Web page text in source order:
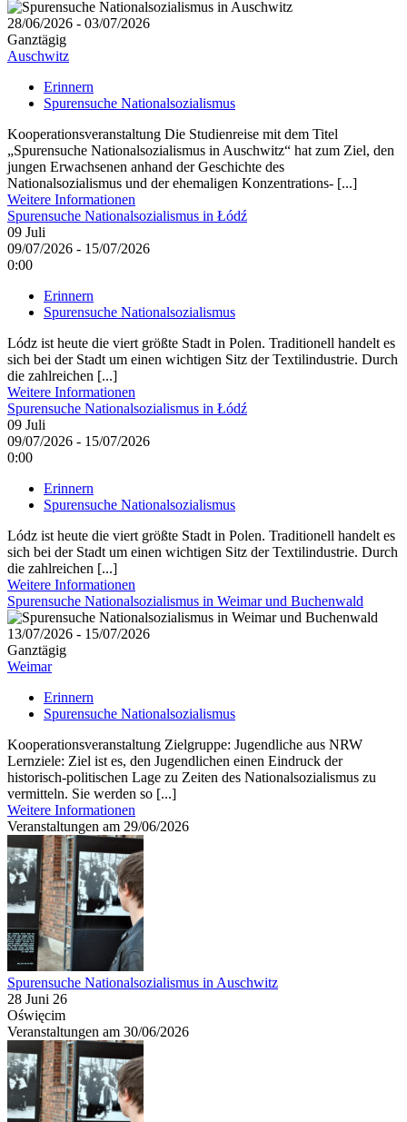
28/06/2026 - 03/07/2026
Ganztägig
Auschwitz
Erinnern
Spurensuche Nationalsozialismus
Kooperationsveranstaltung Die Studienreise mit dem Titel
„Spurensuche Nationalsozialismus in Auschwitz“ hat zum Ziel, den
jungen Erwachsenen anhand der Geschichte des
Nationalsozialismus und der ehemaligen Konzentrations- [...]
Weitere Informationen
Spurensuche Nationalsozialismus in Łódź
09 Juli
09/07/2026 - 15/07/2026
0:00
Erinnern
Spurensuche Nationalsozialismus
Lódz ist heute die viert größte Stadt in Polen. Traditionell handelt es
sich bei der Stadt um einen wichtigen Sitz der Textilindustrie. Durch
die zahlreichen [...]
Weitere Informationen
Spurensuche Nationalsozialismus in Łódź
09 Juli
09/07/2026 - 15/07/2026
0:00
Erinnern
Spurensuche Nationalsozialismus
Lódz ist heute die viert größte Stadt in Polen. Traditionell handelt es
sich bei der Stadt um einen wichtigen Sitz der Textilindustrie. Durch
die zahlreichen [...]
Weitere Informationen
Spurensuche Nationalsozialismus in Weimar und Buchenwald
13/07/2026 - 15/07/2026
Ganztägig
Weimar
Erinnern
Spurensuche Nationalsozialismus
Kooperationsveranstaltung Zielgruppe: Jugendliche aus NRW
Lernziele: Ziel ist es, den Jugendlichen einen Eindruck der
historisch-politischen Lage zu Zeiten des Nationalsozialismus zu
vermitteln. Sie werden so [...]
Weitere Informationen
Veranstaltungen am 29/06/2026
Spurensuche Nationalsozialismus in Auschwitz
28 Juni 26
Oświęcim
Veranstaltungen am 30/06/2026